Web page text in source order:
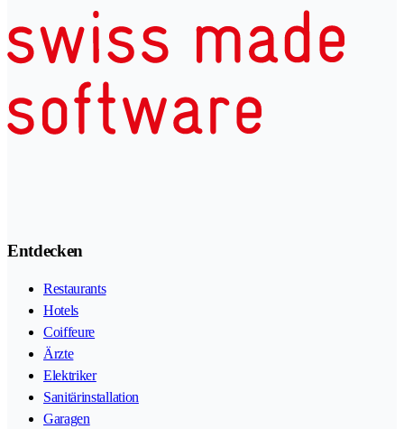
Entdecken
Restaurants
Hotels
Coiffeure
Ärzte
Elektriker
Sanitärinstallation
Garagen